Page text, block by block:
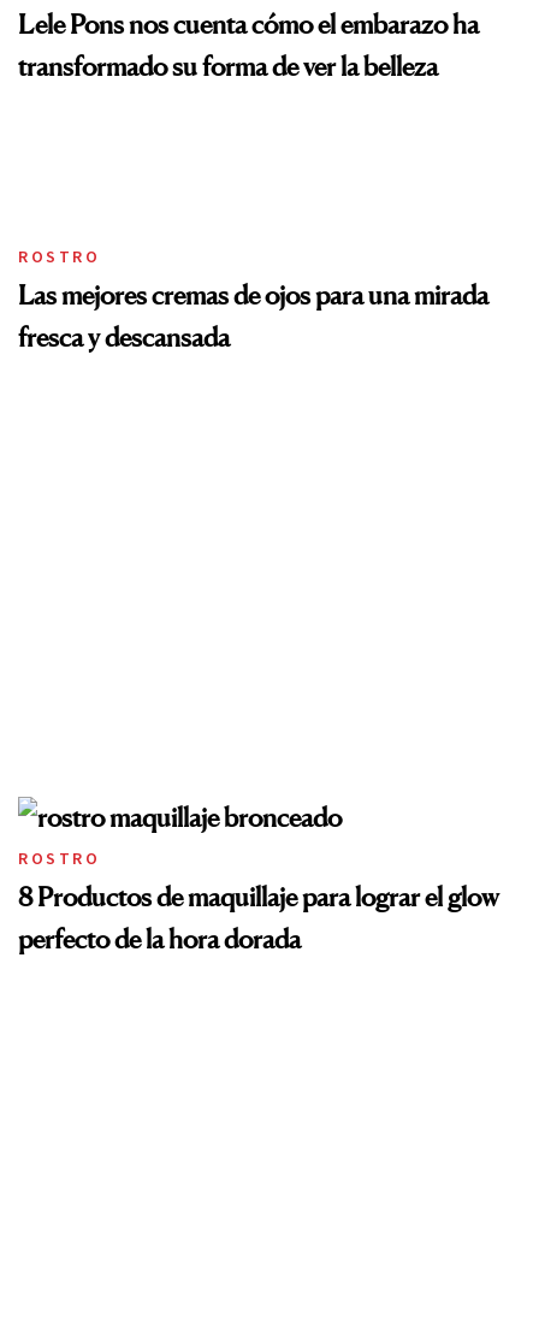
Lele Pons nos cuenta cómo el embarazo ha
transformado su forma de ver la belleza
ROSTRO
Las mejores cremas de ojos para una mirada
fresca y descansada
ROSTRO
8 Productos de maquillaje para lograr el glow
perfecto de la hora dorada